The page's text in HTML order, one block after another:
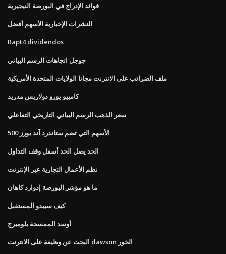
فوائد الإدراج في البورصة النيجيرية
النشرات الإخبارية الأسهم أفضل
Rapt4 dividendos
جوجل اتجاهات الرسم البياني
ملف الضرائب على الانترنت مجانا الولايات المتحدة الأمريكية
كامبيو يورو دولاريس مدريد
سعر الذهب الرسم البياني التاريخي التفاعلي
الأسهم التي تضم ستاندرد آند بورز 500
الحد يصل الحد أسفل وقف التداول
نظم الأعمال التجارية عبر الإنترنت
ما هو مؤشر البورصة إدوارد كاهان
كيف سيبدو المستقبل
أوسد الممسحة بلومبرج
البحث عن وظيفة على الانترنت dawson الخور